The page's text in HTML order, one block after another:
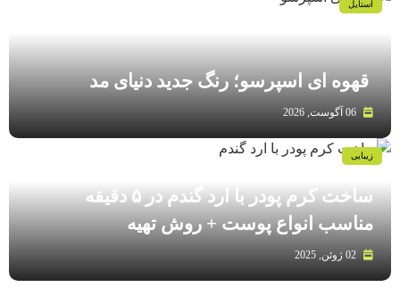
قهوه‌ ای اسپرسو؛ رنگ جدید دنیای مد
استایل
ساخت کرم پودر با ارد گندم در ۵ دقیقه
مناسب انواع پوست‌ + روش تهیه
زیبایی